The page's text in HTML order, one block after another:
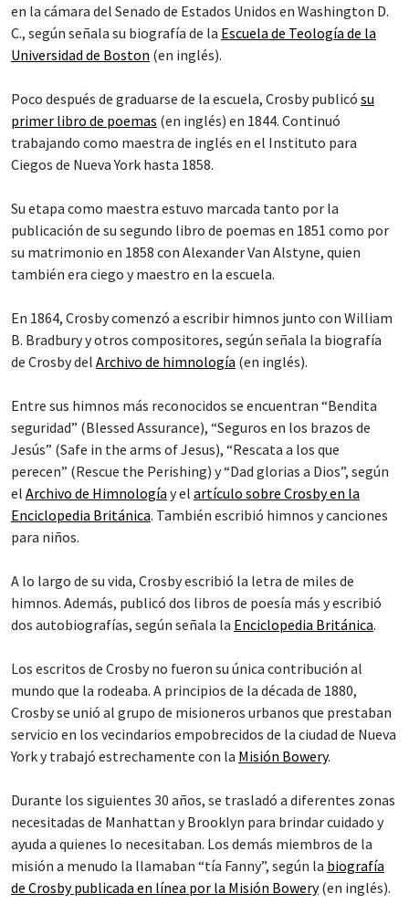
en la cámara del Senado de Estados Unidos en Washington D.
C., según señala su biografía de la Escuela de Teología de la
Universidad de Boston (en inglés).
Poco después de graduarse de la escuela, Crosby publicó su
primer libro de poemas (en inglés) en 1844. Continuó
trabajando como maestra de inglés en el Instituto para
Ciegos de Nueva York hasta 1858.
Su etapa como maestra estuvo marcada tanto por la
publicación de su segundo libro de poemas en 1851 como por
su matrimonio en 1858 con Alexander Van Alstyne, quien
también era ciego y maestro en la escuela.
En 1864, Crosby comenzó a escribir himnos junto con William
B. Bradbury y otros compositores, según señala la biografía
de Crosby del Archivo de himnología (en inglés).
Entre sus himnos más reconocidos se encuentran “Bendita
seguridad” (Blessed Assurance), “Seguros en los brazos de
Jesús” (Safe in the arms of Jesus), “Rescata a los que
perecen” (Rescue the Perishing) y “Dad glorias a Dios”, según
el Archivo de Himnología y el artículo sobre Crosby en la
Enciclopedia Británica. También escribió himnos y canciones
para niños.
A lo largo de su vida, Crosby escribió la letra de miles de
himnos. Además, publicó dos libros de poesía más y escribió
dos autobiografías, según señala la Enciclopedia Británica.
Los escritos de Crosby no fueron su única contribución al
mundo que la rodeaba. A principios de la década de 1880,
Crosby se unió al grupo de misioneros urbanos que prestaban
servicio en los vecindarios empobrecidos de la ciudad de Nueva
York y trabajó estrechamente con la Misión Bowery.
Durante los siguientes 30 años, se trasladó a diferentes zonas
necesitadas de Manhattan y Brooklyn para brindar cuidado y
ayuda a quienes lo necesitaban. Los demás miembros de la
misión a menudo la llamaban “tía Fanny”, según la biografía
de Crosby publicada en línea por la Misión Bowery(en inglés).